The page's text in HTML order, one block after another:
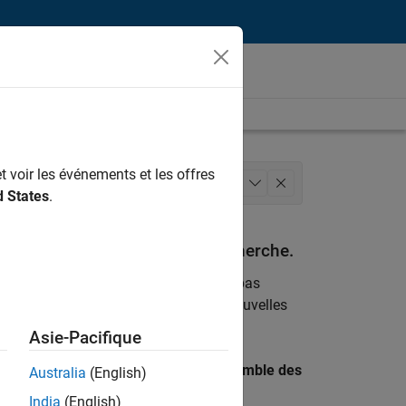
commerciales
à vos critères de recherche.
. Si malgré tout vous ne trouvez pas
pour vous tenir au courant des nouvelles
par lieu pour trouver l’ensemble des
voir les événements et les offres
States.
Asie-Pacifique
Australia (English)
India (English)